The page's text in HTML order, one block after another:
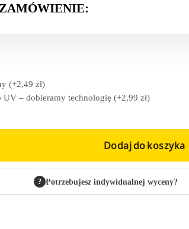
(+2,49 zł)
– dobieramy technologię (+2,99 zł)
Dodaj do koszyka
? Potrzebujesz indywidualnej wyceny?